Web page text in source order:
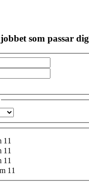
som passar dig
11
11
11
11